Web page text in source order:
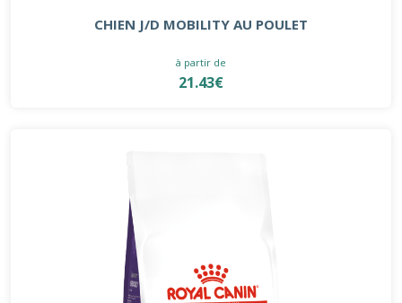
CHIEN J/D MOBILITY AU POULET
à partir de
21.43€